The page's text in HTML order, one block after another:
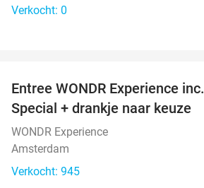
Verkocht: 0
Entree WONDR Experience
Special + drankje naar keuze
WONDR Experience
Amsterdam
Verkocht: 945